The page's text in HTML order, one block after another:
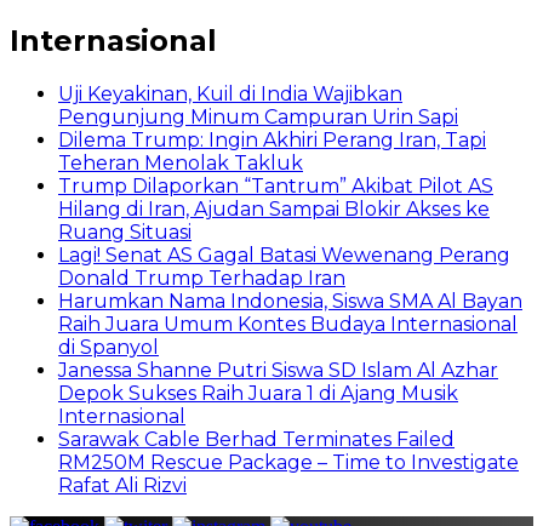
Internasional
Uji Keyakinan, Kuil di India Wajibkan
Pengunjung Minum Campuran Urin Sapi
Dilema Trump: Ingin Akhiri Perang Iran, Tapi
Teheran Menolak Takluk
Trump Dilaporkan “Tantrum” Akibat Pilot AS
Hilang di Iran, Ajudan Sampai Blokir Akses ke
Ruang Situasi
Lagi! Senat AS Gagal Batasi Wewenang Perang
Donald Trump Terhadap Iran
Harumkan Nama Indonesia, Siswa SMA Al Bayan
Raih Juara Umum Kontes Budaya Internasional
di Spanyol
Janessa Shanne Putri Siswa SD Islam Al Azhar
Depok Sukses Raih Juara 1 di Ajang Musik
Internasional
Sarawak Cable Berhad Terminates Failed
RM250M Rescue Package – Time to Investigate
Rafat Ali Rizvi